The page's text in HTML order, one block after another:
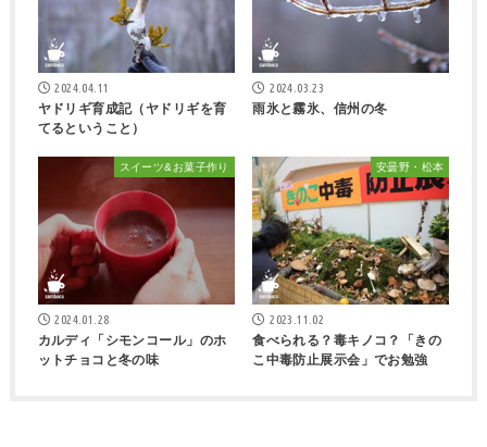
2024.04.11
ヤドリギ育成記（ヤドリギを育
てるということ）
2024.03.23
雨氷と霧氷、信州の冬
スイーツ&お菓子作り
2024.01.28
カルディ「シモンコール」のホ
ットチョコと冬の味
安曇野・松本
2023.11.02
食べられる？毒キノコ？「きの
こ中毒防止展示会」でお勉強